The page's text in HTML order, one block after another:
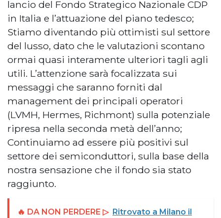
lancio del Fondo Strategico Nazionale CDP
in Italia e l’attuazione del piano tedesco;
Stiamo diventando più ottimisti sul settore
del lusso, dato che le valutazioni scontano
ormai quasi interamente ulteriori tagli agli
utili. L’attenzione sarà focalizzata sui
messaggi che saranno forniti dal
management dei principali operatori
(LVMH, Hermes, Richmont) sulla potenziale
ripresa nella seconda metà dell’anno;
Continuiamo ad essere più positivi sul
settore dei semiconduttori, sulla base della
nostra sensazione che il fondo sia stato
raggiunto.
🔥 DA NON PERDERE ▷ Ritrovato a Milano il